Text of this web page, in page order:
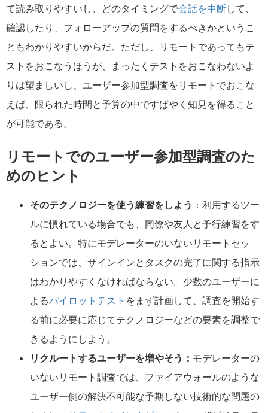
て読み取りやすいし、どのタイミングで会話を中断して、
確認したり、フォローアップの質問をするべきかというこ
ともわかりやすいからだ。ただし、リモートであってもテ
ストをおこなうほうが、まったくテストをおこなわないよ
りは望ましいし、ユーザー参加型調査をリモートでおこな
えば、限られた時間と予算の中ですばやく知見を得ること
が可能である。
リモートでのユーザー参加型調査のた
めのヒント
そのテクノロジーを使う練習をしよう ：利用するツー
ルに慣れている場合でも、同僚や友人と予行練習をす
るとよい。特にモデレーターのいないリモートセッ
ションでは、サインインとタスクの完了に関する指示
はわかりやすくなければならない。少数のユーザーに
よるパイロットテスト をまず計画して、調査を開始す
る前に必要に応じてテクノロジーなどの要素を調整で
きるようにしよう。
リクルートするユーザーを増やそう： モデレーターの
いないリモート調査では、ファイアウォールのような
ユーザー側の解決不可能な予期しない技術的な問題の